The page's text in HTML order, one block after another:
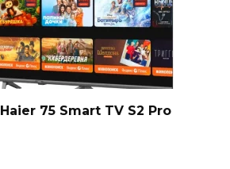
75 Smart TV S2 Pro